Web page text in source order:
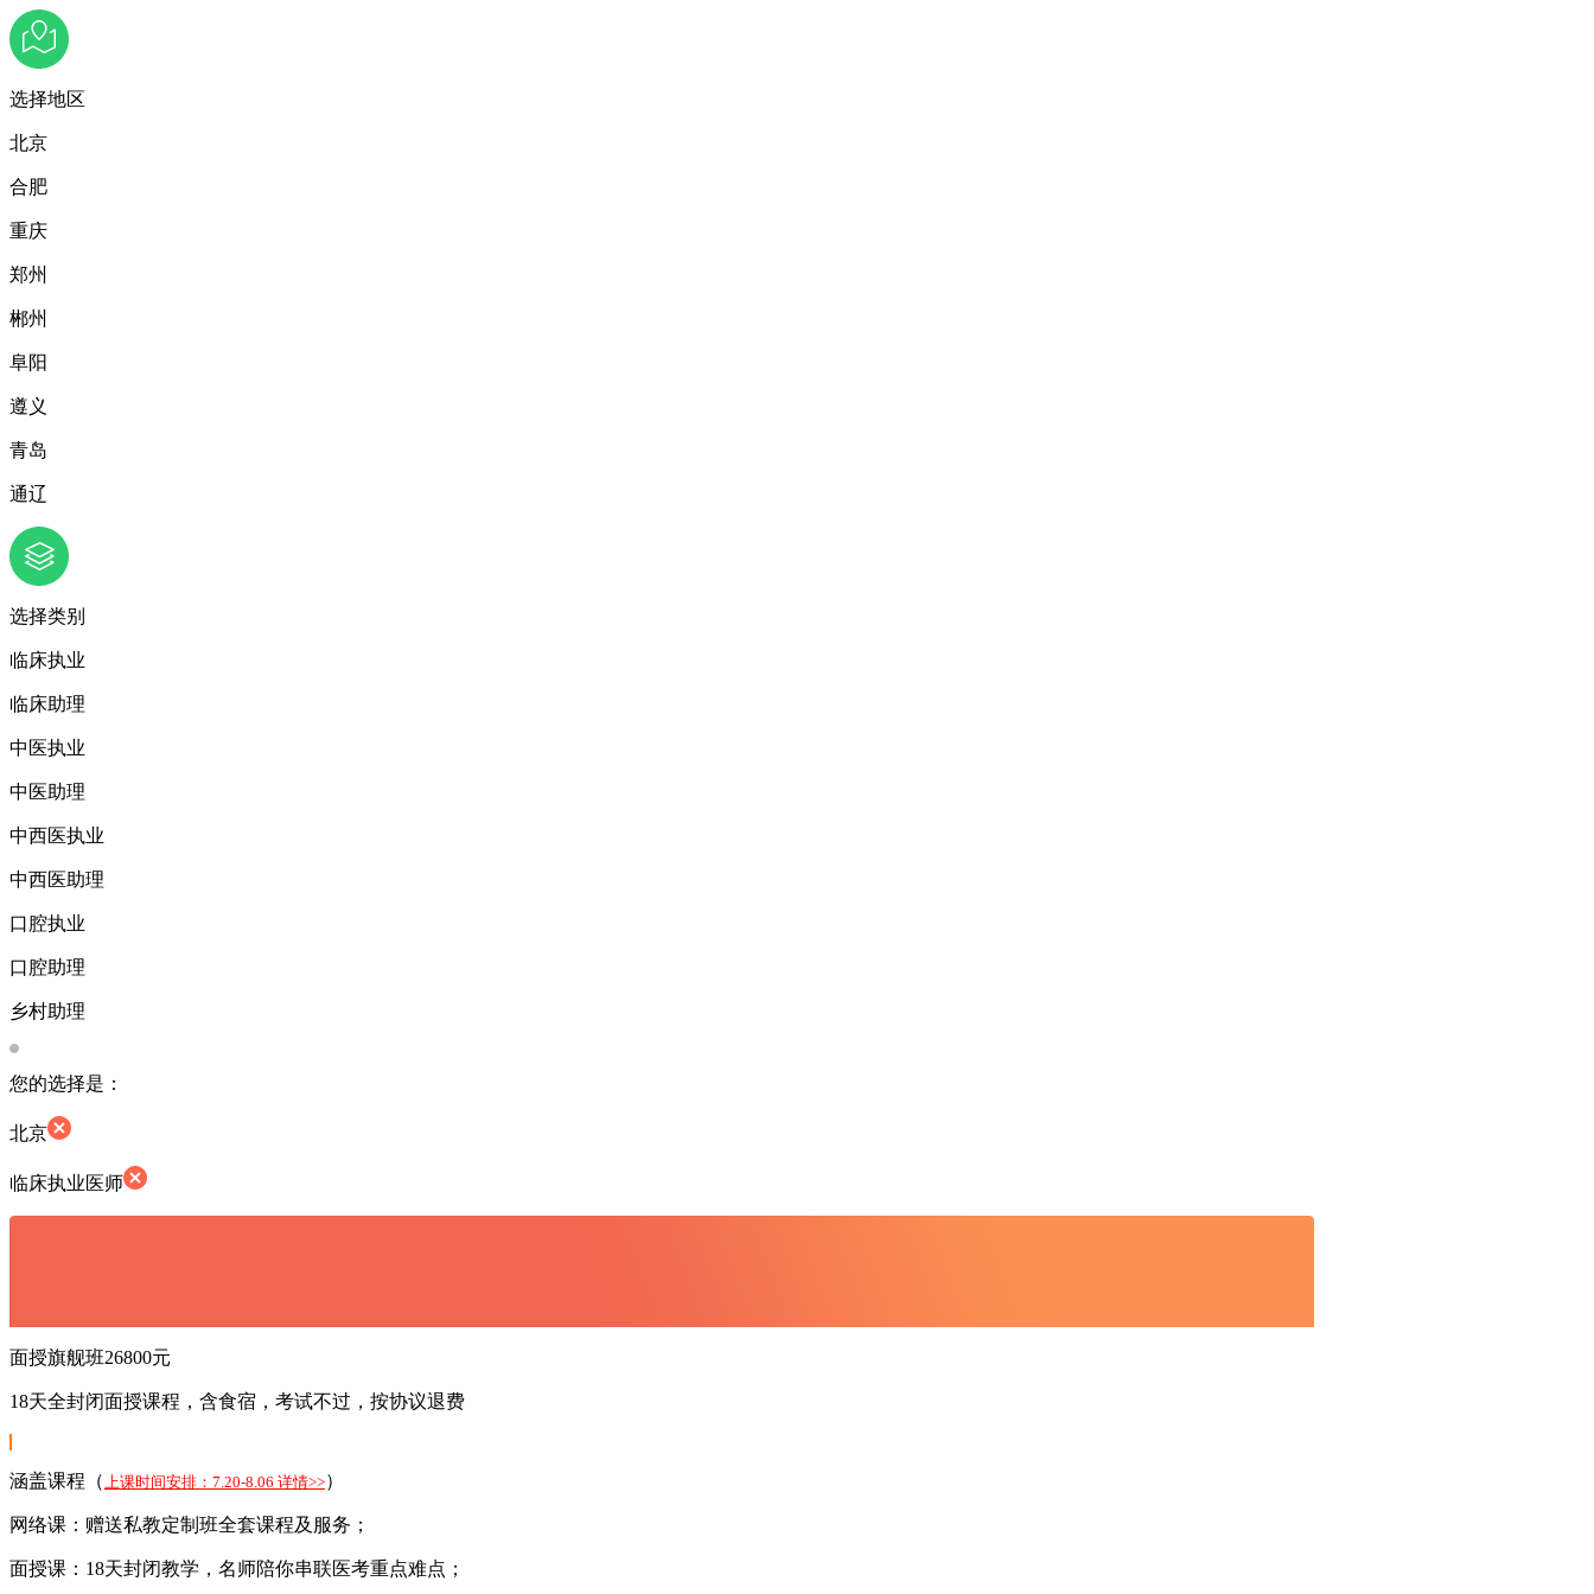
选择地区
北京
合肥
重庆
郑州
郴州
阜阳
遵义
青岛
通辽
选择类别
临床执业
临床助理
中医执业
中医助理
中西医执业
中西医助理
口腔执业
口腔助理
乡村助理
您的选择是：
北京
临床执业医师
面授旗舰班26800元
18天全封闭面授课程，含食宿，考试不过，按协议退费
涵盖课程（上课时间安排：7.20-8.06 详情>>）
网络课：赠送私教定制班全套课程及服务；
面授课：18天封闭教学，名师陪你串联医考重点难点；